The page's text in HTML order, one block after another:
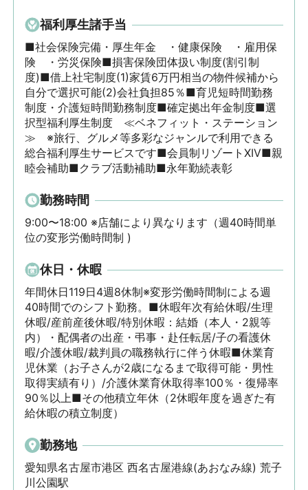
福利厚生諸手当
■社会保険完備・厚生年金　・健康保険　・雇用保
険　・労災保険■損害保険団体扱い制度(割引制
度)■借上社宅制度(1)家賃6万円相当の物件候補から
自分で選択可能(2)会社負担85％■育児短時間勤務
制度・介護短時間勤務制度■確定拠出年金制度■選
択型福利厚生制度　≪ベネフィット・ステーション
≫　※旅行、グルメ等多彩なジャンルで利用できる
総合福利厚生サービスです■会員制リゾートXIV■親
睦会補助■クラブ活動補助■永年勤続表彰
勤務時間
9:00〜18:00 ※店舗により異なります（週40時間単
位の変形労働時間制 )
休日・休暇
年間休日119日4週8休制※変形労働時間制による週
40時間でのシフト勤務。■休暇年次有給休暇/生理
休暇/産前産後休暇/特別休暇：結婚（本人・2親等
内）・配偶者の出産・弔事・赴任転居/子の看護休
暇/介護休暇/裁判員の職務執行に伴う休暇■休業育
児休業（お子さんが2歳になるまで取得可能・男性
取得実績有り）/介護休業育休取得率100％・復帰率
90％以上■その他積立年休（2休暇年度を過ぎた有
給休暇の積立制度）
勤務地
愛知県名古屋市港区 西名古屋港線(あおなみ線) 荒子
川公園駅